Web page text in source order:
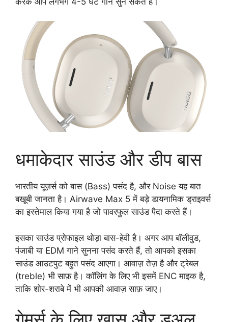
धमाकेदार साउंड और डीप बास
भारतीय यूज़र्स को बास (Bass) पसंद है, और Noise यह बात
बखूबी जानता है। Airwave Max 5 में बड़े डायनामिक ड्राइवर्स
का इस्तेमाल किया गया है जो पावरफुल साउंड पैदा करते हैं।
इसका साउंड प्रोफाइल थोड़ा बास-हेवी है। अगर आप बॉलीवुड,
पंजाबी या EDM गाने सुनना पसंद करते हैं, तो आपको इसका
साउंड आउटपुट बहुत पसंद आएगा। आवाज़ तेज़ है और ट्रेबल
(treble) भी साफ़ है। कॉलिंग के लिए भी इसमें ENC माइक है,
ताकि शोर-शराबे में भी आपकी आवाज़ साफ़ जाए।